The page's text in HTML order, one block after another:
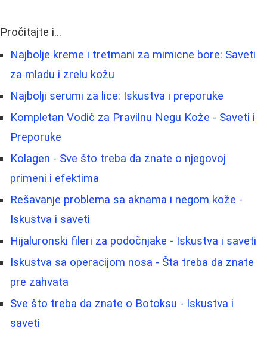
Pročitajte i...
Najbolje kreme i tretmani za mimicne bore: Saveti
za mladu i zrelu kožu
Najbolji serumi za lice: Iskustva i preporuke
Kompletan Vodič za Pravilnu Negu Kože - Saveti i
Preporuke
Kolagen - Sve što treba da znate o njegovoj
primeni i efektima
Rešavanje problema sa aknama i negom kože -
Iskustva i saveti
Hijaluronski fileri za podočnjake - Iskustva i saveti
Iskustva sa operacijom nosa - Šta treba da znate
pre zahvata
Sve što treba da znate o Botoksu - Iskustva i
saveti